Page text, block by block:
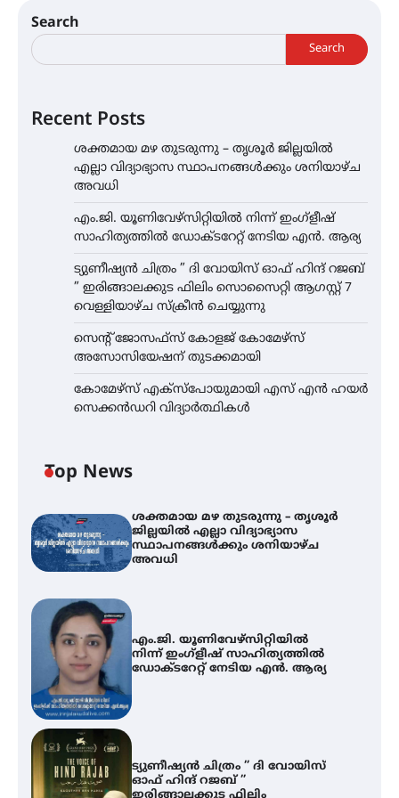
Search
Search
Recent Posts
ശക്തമായ മഴ തുടരുന്നു – തൃശൂർ ജില്ലയിൽ
എല്ലാ വിദ്യാഭ്യാസ സ്ഥാപനങ്ങൾക്കും ശനിയാഴ്ച
അവധി
എം.ജി. യൂണിവേഴ്‌സിറ്റിയിൽ നിന്ന് ഇംഗ്ളീഷ്
സാഹിത്യത്തിൽ ഡോക്ടറേറ്റ് നേടിയ എൻ. ആര്യ
ട്യുണീഷ്യൻ ചിത്രം ” ദി വോയിസ് ഓഫ് ഹിന്ദ് റജബ്
” ഇരിങ്ങാലക്കുട ഫിലിം സൊസൈറ്റി ആഗസ്റ്റ് 7
വെള്ളിയാഴ്ച സ്‌ക്രീൻ ചെയ്യുന്നു
സെന്റ് ജോസഫ്സ് കോളജ് കോമേഴ്‌സ്
അസോസിയേഷന് തുടക്കമായി
കോമേഴ്സ് എക്സ്പോയുമായി എസ് എൻ ഹയർ
സെക്കൻഡറി വിദ്യാർത്ഥികൾ
Top News
ശക്തമായ മഴ തുടരുന്നു – തൃശൂർ
ജില്ലയിൽ എല്ലാ വിദ്യാഭ്യാസ
സ്ഥാപനങ്ങൾക്കും ശനിയാഴ്ച
അവധി
എം.ജി. യൂണിവേഴ്‌സിറ്റിയിൽ
നിന്ന് ഇംഗ്ളീഷ് സാഹിത്യത്തിൽ
ഡോക്ടറേറ്റ് നേടിയ എൻ. ആര്യ
ട്യുണീഷ്യൻ ചിത്രം ” ദി വോയിസ്
ഓഫ് ഹിന്ദ് റജബ് ”
ഇരിങ്ങാലക്കുട ഫിലിം